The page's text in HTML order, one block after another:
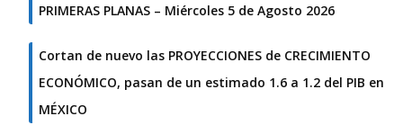
PRIMERAS PLANAS – Miércoles 5 de Agosto 2026
Cortan de nuevo las PROYECCIONES de CRECIMIENTO
ECONÓMICO, pasan de un estimado 1.6 a 1.2 del PIB en
MÉXICO